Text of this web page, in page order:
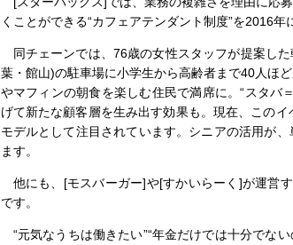
くことができる“カフェアテンダント制度”を2016
同チェーンでは、76歳の女性スタッフが提案し
葉・館山)の駐車場に小学生から高齢者まで40人ほ
やマフィンの朝食を楽しむ住民で満席に。“スタバ
げて新たな顧客層を生み出す効果も。現在、この
モデルとして注目されています。シニアの活用が
ます。
他にも、[モスバーガー]や[すかいらーく]が運営
です。
“元気なうちは働きたい”“年金だけでは十分でな